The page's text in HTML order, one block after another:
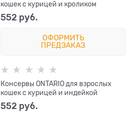
кошек с курицей и кроликом
552 руб.
ОФОРМИТЬ
ПРЕДЗАКАЗ
Консервы ONTARIO для взрослых
кошек с курицей и индейкой
552 руб.